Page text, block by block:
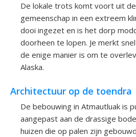
De lokale trots komt voort uit
gemeenschap in een extreem
dooi ingezet en is het dorp
doorheen te lopen. Je merkt
de enige manier is om te
Alaska.
Architectuur op de toendra
De bebouwing in Atmautluak is
aangepast aan de drassige
huizen die op palen zijn